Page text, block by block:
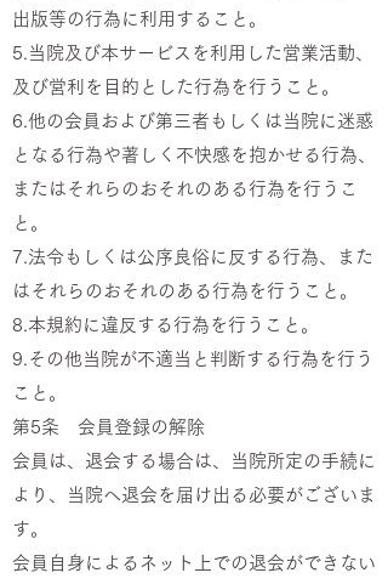
出版等の行為に利用すること。
5.当院及び本サービスを利用した営業活動、
及び営利を目的とした行為を行うこと。
6.他の会員および第三者もしくは当院に迷惑
となる行為や著しく不快感を抱かせる行為、
またはそれらのおそれのある行為を行うこ
と。
7.法令もしくは公序良俗に反する行為、また
はそれらのおそれのある行為を行うこと。
8.本規約に違反する行為を行うこと。
9.その他当院が不適当と判断する行為を行う
こと。
第5条 会員登録の解除
会員は、退会する場合は、当院所定の手続に
より、当院へ退会を届け出る必要がございま
す。
会員自身によるネット上での退会ができない